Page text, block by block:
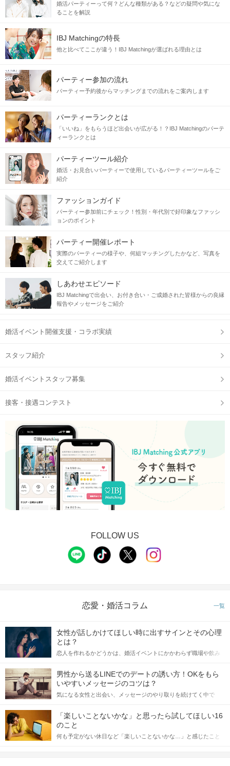
お相手の男性も結婚のこと考えてくれるのかな…
恋愛をどうやって進めたらいいのかわかんない…
こんな方はいませんか？
今回のパーティーでは、 リード上手な男性ばかり✨
この恋はどんどん進みそう…♡
〜〜〜〜〜〜〜〜〜〜〜〜〜〜〜〜〜〜〜〜〜〜〜〜
【霧島国分ラウンジ】好評開催中♪詳しくは
当日の流れ
STEP1 開催15分前より受付開始
IBJ Matching 公式アプリの参加予定ページに表示される、
※顔写真付きの身分証は、事前に【マイページ】からご提出いただけます。
②本人確認書類の事前アップロード
メモ機能でお相手の印象をメモやタップ♡
あとで何度でも見返せるから忘れる心配もなし♪
「もう一度お話したいです」と
相手から好印象の気持ちが伝わる♪
事前に気持ちを伝えることで
婚活パーティーって何？どんな種類がある？などの疑問や気にな
ることを解説
IBJ Matchingの特長
他と比べてここが違う！IBJ Matchingが選ばれる理由とは
パーティー参加の流れ
パーティー予約後からマッチングまでの流れをご案内します
パーティーランクとは
「いいね」をもらうほど出会いが広がる！？IBJ Matchingのパーテ
ィーランクとは
パーティーツール紹介
婚活・お見合いパーティーで使用しているパーティーツールをご
紹介
ファッションガイド
パーティー参加前にチェック！性別・年代別で好印象なファッシ
ョンのポイント
パーティー開催レポート
実際のパーティーの様子や、何組マッチングしたかなど、写真を
交えてご紹介します
しあわせエピソード
IBJ Matchingで出会い、お付き合い・ご成婚された皆様からの良縁
報告やメッセージをご紹介
婚活イベント開催支援・コラボ実績
スタッフ紹介
婚活イベントスタッフ募集
接客・接遇コンテスト
FOLLOW US
恋愛・婚活コラム 一覧
女性が話しかけてほしい時に出すサインとその心理
とは？
恋人を作れるかどうかは、婚活イベントにかかわらず職場や飲み
てアプローチできるかにも左右されます。 これから恋人作りを本
格的に始めようとしている方は、女性が異性を求めて出すサイン
をしっかりと理解し、正しい行動に移せるかどうかが重要。 この
記事では、女性が話しかけて欲しい時に出すサインとその心理を
合にどのような行動に繋げるべきかをご紹介していきます。
男性から送るLINEでのデートの誘い方！OKをもら
いやすいメッセージのコツは？
気になる女性と出会い、メッセージのやり取りを続けてく中で
しかし、中には「どう誘ったらいいの？」とお困りの男性もいら
っしゃるのではないでしょうか。 そこで今回は、男性から女性へ
送るLINEでのデートの誘い方のコツをご紹介します。例文も混じ
えながら解説するので、ぜひ参考にしてください。
「楽しいことないかな」と思ったら試してほしい16
のこと
何も予定がない休日など「楽しいことないかな…」と感じたこと